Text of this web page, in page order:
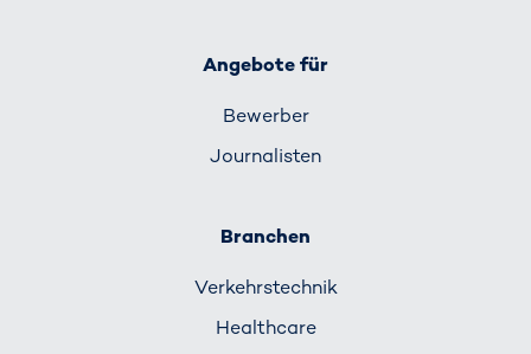
Angebote für
Bewerber
Journalisten
Branchen
Verkehrs­technik
Healthcare